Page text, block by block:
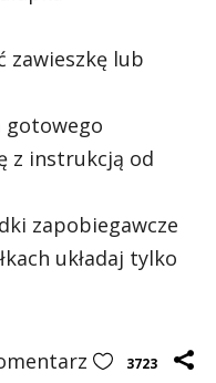
zawieszkę lub
gotowego
z instrukcją od
zapobiegawcze
układaj tylko
3723